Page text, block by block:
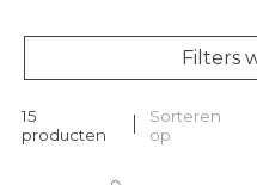
Filters
15
producten
Sorteren
op